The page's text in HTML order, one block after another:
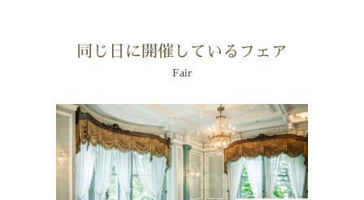
同じ日に開催しているフェア
Fair